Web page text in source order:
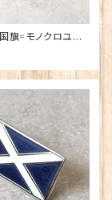
国旗=モノクロユニ
9004